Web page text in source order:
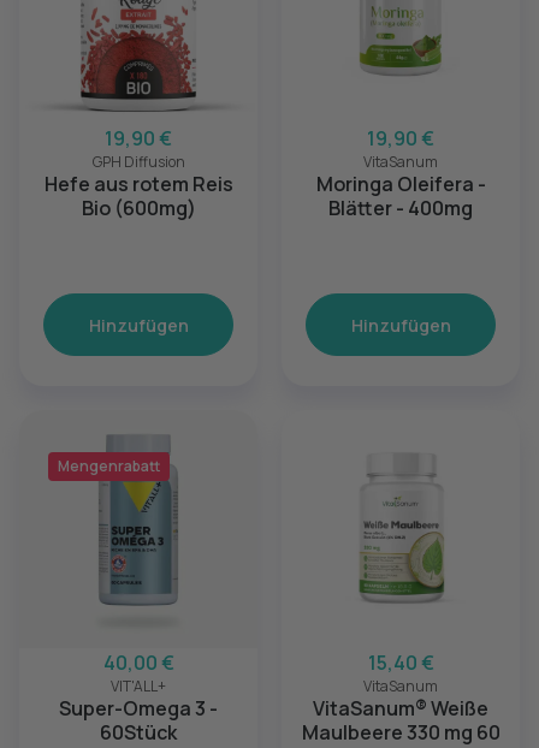
19,90 €
GPH Diffusion
Hefe aus rotem Reis
Bio (600mg)
Hinzufügen
19,90 €
VitaSanum
Moringa Oleifera -
Blätter - 400mg
Hinzufügen
Mengenrabatt
40,00 €
VIT'ALL+
Super-Omega 3 -
60Stück
15,40 €
VitaSanum
VitaSanum® Weiße
Maulbeere 330 mg 60